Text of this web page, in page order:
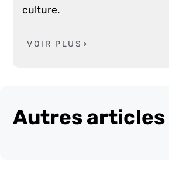
culture.
VOIR PLUS
Autres articles